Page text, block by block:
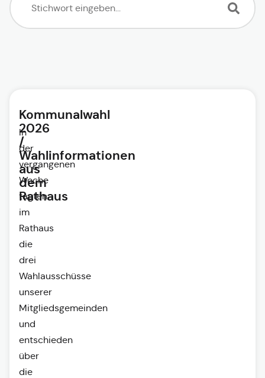
Kommunalwahl
2026
/
Wahlinformationen
aus
dem
Rathaus
In
der
vergangenen
Woche
tagten
im
Rathaus
die
drei
Wahlausschüsse
unserer
Mitgliedsgemeinden
und
entschieden
über
die